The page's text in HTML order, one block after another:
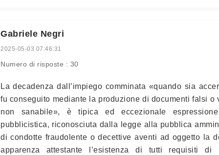
Gabriele Negri
2025-05-03 07:46:31
Numero di risposte : 30
La decadenza dall’impiego comminata «quando sia
fu conseguito mediante la produzione di documenti falsi o
non sanabile», è tipica ed eccezionale
pubblicistica, riconosciuta dalla legge alla pubblica
di condotte fraudolente o decettive aventi ad oggetto la
apparenza attestante l’esistenza di tutti requisiti di